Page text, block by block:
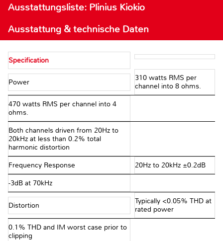
Ausstattungsliste: Plinius Kiokio
Ausstattung & technische Daten
Specification
Power
310 watts RMS per
channel into 8 ohms.
470 watts RMS per channel into 4
ohms.
Both channels driven from 20Hz to
20kHz at less than 0.2% total
harmonic distortion
Frequency Response 20Hz to 20kHz ±0.2dB
-3dB at 70kHz
Distortion
Typically <0.05% THD at
rated power
0.1% THD and IM worst case prior to
clipping